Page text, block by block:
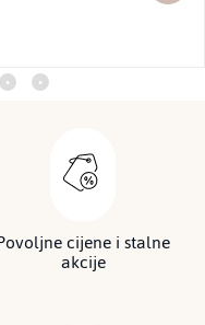
cijene i stalne
akcije